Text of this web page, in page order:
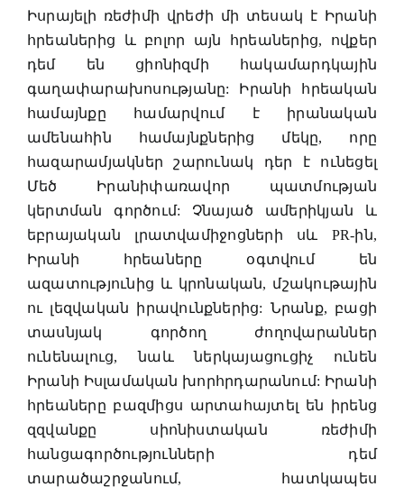
Իսրայելի ռեժիմի վրեժի մի տեսակ է Իրանի
հրեաներից և բոլոր այն հրեաներից, ովքեր
դեմ են ցիոնիզմի հակամարդկային
գաղափարախոսությանը: Իրանի հրեական
համայնքը համարվում է իրանական
ամենահին համայնքներից մեկը, որը
հազարամյակներ շարունակ դեր է ունեցել
Մեծ Իրանիփառավոր պատմության
կերտման գործում: Չնայած ամերիկյան և
եբրայական լրատվամիջոցների սև PR-ին,
Իրանի հրեաները օգտվում են
ազատությունից և կրոնական, մշակութային
ու լեզվական իրավունքներից: Նրանք, բացի
տասնյակ գործող ժողովարաններ
ունենալուց, նաև ներկայացուցիչ ունեն
Իրանի Իսլամական խորհրդարանում: Իրանի
հրեաները բազմիցս արտահայտել են իրենց
զզվանքը սիոնիստական ռեժիմի
հանցագործությունների դեմ
տարածաշրջանում, հատկապես